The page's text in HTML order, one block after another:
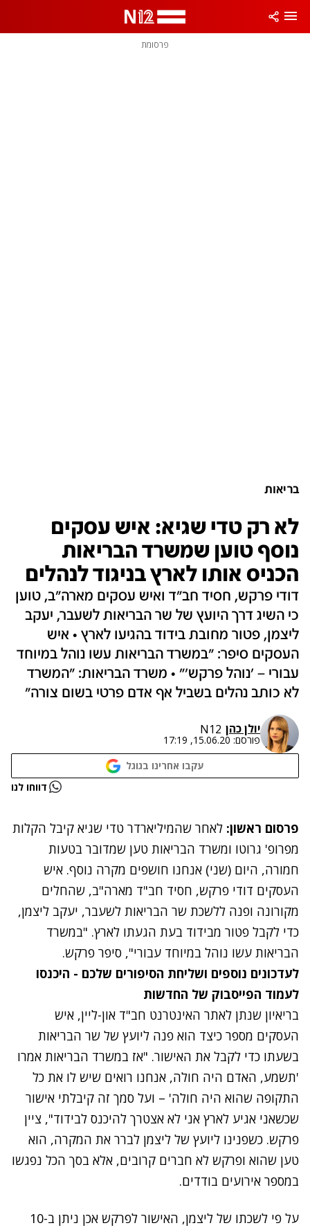
פרסומת
בריאות
לא רק טדי שגיא: איש עסקים
נוסף טוען שמשרד הבריאות
הכניס אותו לארץ בניגוד לנהלים
דודי פרקש, חסיד חב"ד ואיש עסקים מארה"ב, טוען
כי השיג דרך היועץ של שר הבריאות לשעבר, יעקב
ליצמן, פטור מחובת בידוד בהגיעו לארץ • איש
העסקים סיפר: "במשרד הבריאות עשו נוהל במיוחד
עבורי – 'נוהל פרקש'" • משרד הבריאות: "המשרד
לא כותב נהלים בשביל אף אדם פרטי בשום צורה"
יולן כהן N12
פורסם: 15.06.20, 17:19
עקבו אחרינו בגוגל
נתקלנו בבעיה דווחו לנו
פרסום ראשון: לאחר שהמיליארדר טדי שגיא קיבל הקלות
מפרופ' גרוטו ומשרד הבריאות טען שמדובר בטעות
חמורה, היום (שני) אנחנו חושפים מקרה נוסף. איש
העסקים דודי פרקש, חסיד חב"ד מארה"ב, שהחלים
מקורונה ופנה ללשכת שר הבריאות לשעבר, יעקב ליצמן,
כדי לקבל פטור מבידוד בעת הגעתו לארץ. "במשרד
הבריאות עשו נוהל במיוחד עבורי", סיפר פרקש.
לעדכונים נוספים ושליחת הסיפורים שלכם - היכנסו
לעמוד הפייסבוק של החדשות
בריאיון שנתן לאתר האינטרנט חב"ד און-ליין, איש
העסקים מספר כיצד הוא פנה ליועץ של שר הבריאות
בשעתו כדי לקבל את האישור. "אז במשרד הבריאות אמרו
'תשמע, האדם היה חולה, אנחנו רואים שיש לו את כל
התקופה שהוא היה חולה' – ועל סמך זה קיבלתי אישור
שכשאני אגיע לארץ אני לא אצטרך להיכנס לבידוד", ציין
פרקש. כשפנינו ליועץ של ליצמן לברר את המקרה, הוא
טען שהוא ופרקש לא חברים קרובים, אלא בסך הכל נפגשו
במספר אירועים בודדים.
על פי לשכתו של ליצמן, האישור לפרקש אכן ניתן ב-10